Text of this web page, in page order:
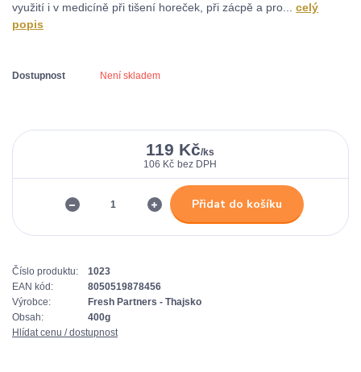
využití i v medicíně při tišení horeček, při zácpě a pro... celý
popis
Dostupnost Není skladem
119 Kč/ks
106 Kč bez DPH
Přidat do košíku
Číslo produktu:
1023
EAN kód:
8050519878456
Výrobce:
Fresh Partners - Thajsko
Obsah:
400g
Hlídat cenu / dostupnost